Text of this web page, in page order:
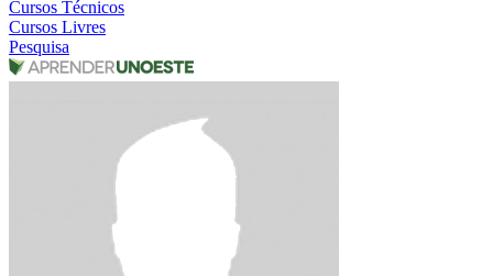
Cursos Técnicos
Cursos Livres
Pesquisa